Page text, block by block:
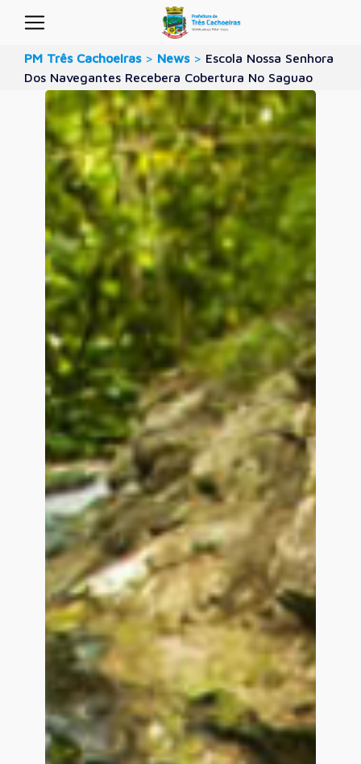
PM Três Cachoeiras > News > Escola Nossa Senhora
Dos Navegantes Recebera Cobertura No Saguao